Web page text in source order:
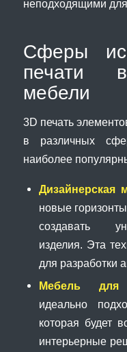
неподходящими
Сферы
печати
мебели
3D печать
в различных
наиболее
Дизайнерская
новые
создавать
изделия. Эта
для разработки
Мебель для
идеально
которая будет
интерьерные